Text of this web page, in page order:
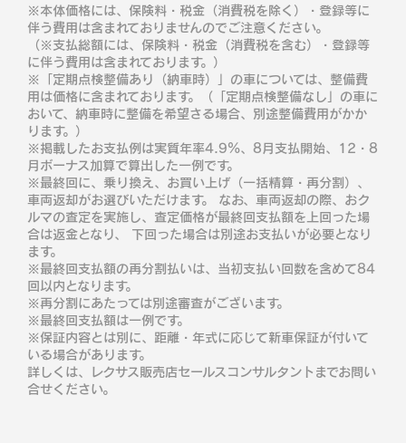
※本体価格には、保険料・税金（消費税を除く）・登録等に
伴う費用は含まれておりませんのでご注意ください。
（※支払総額には、保険料・税金（消費税を含む）・登録等
に伴う費用は含まれております。）
※「定期点検整備あり（納車時）」の車については、整備費
用は価格に含まれております。（「定期点検整備なし」の車に
おいて、納車時に整備を希望さる場合、別途整備費用がかか
ります。）
※掲載したお支払例は実質年率4.9％、8月支払開始、12・8
月ボーナス加算で算出した一例です。
※最終回に、乗り換え、お買い上げ（一括精算・再分割）、
車両返却がお選びいただけます。 なお、車両返却の際、おク
ルマの査定を実施し、査定価格が最終回支払額を上回った場
合は返金となり、 下回った場合は別途お支払いが必要となり
ます。
※最終回支払額の再分割払いは、当初支払い回数を含めて84
回以内となります。
※再分割にあたっては別途審査がございます。
※最終回支払額は一例です。
※保証内容とは別に、距離・年式に応じて新車保証が付いて
いる場合があります。
詳しくは、レクサス販売店セールスコンサルタントまでお問い
合せください。